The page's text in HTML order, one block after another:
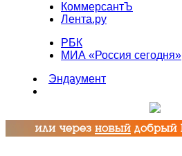
КоммерсантЪ
Лента.ру
РБК
МИА «Россия сегодня»
Эндаумент